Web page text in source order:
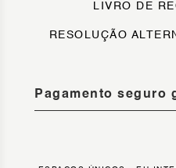
LIVRO DE
RESOLUÇÃO
Pagamento seguro